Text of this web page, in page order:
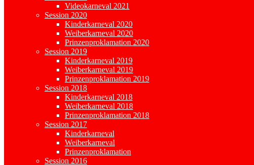
Videokarneval 2021
Session 2020
Kinderkarneval 2020
Weiberkarneval 2020
Prinzenproklamation 2020
Session 2019
Kinderkarneval 2019
Weiberkarneval 2019
Prinzenproklamation 2019
Session 2018
Kinderkarneval 2018
Weiberkarneval 2018
Prinzenproklamation 2018
Session 2017
Kinderkarneval
Weiberkarneval
Prinzenproklamation
Session 2016